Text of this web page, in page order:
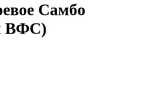
Самбо
ВФС)